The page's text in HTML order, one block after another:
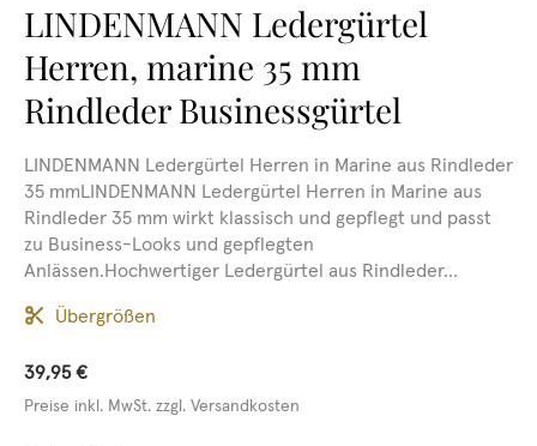
LINDENMANN Ledergürtel
Herren, marine 35 mm
Rindleder Businessgürtel
LINDENMANN Ledergürtel Herren in Marine aus Rindleder
35 mmLINDENMANN Ledergürtel Herren in Marine aus
Rindleder 35 mm wirkt klassisch und gepflegt und passt
zu Business-Looks und gepflegten
Anlässen.Hochwertiger Ledergürtel aus Rindleder...
Übergrößen
39,95 €
Preise inkl. MwSt. zzgl. Versandkosten